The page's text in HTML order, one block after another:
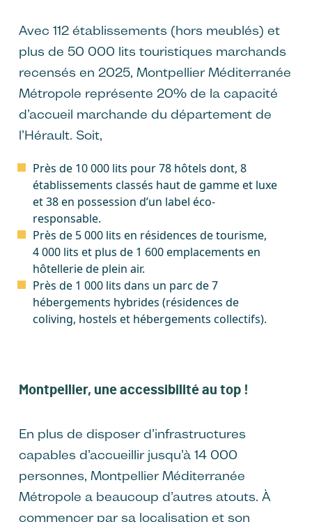
Avec 112 établissements (hors meublés) et
plus de 50 000 lits touristiques marchands
recensés en 2025, Montpellier Méditerranée
Métropole représente 20% de la capacité
d’accueil marchande du département de
l’Hérault. Soit,
Près de 10 000 lits pour 78 hôtels dont, 8
établissements classés haut de gamme et luxe
et 38 en possession d’un label éco-
responsable.
Près de 5 000 lits en résidences de tourisme,
4 000 lits et plus de 1 600 emplacements en
hôtellerie de plein air.
Près de 1 000 lits dans un parc de 7
hébergements hybrides (résidences de
coliving, hostels et hébergements collectifs).
Montpellier, une accessibilité au top !
En plus de disposer d’infrastructures
capables d’accueillir jusqu’à 14 000
personnes, Montpellier Méditerranée
Métropole a beaucoup d’autres atouts. À
commencer par sa localisation et son